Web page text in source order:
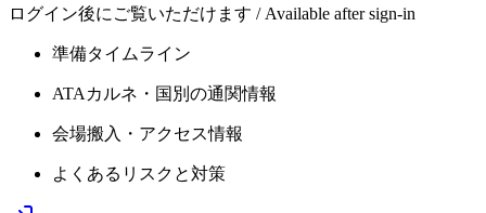
ログイン後にご覧いただけます / Available after sign-in
準備タイムライン
ATAカルネ・国別の通関情報
会場搬入・アクセス情報
よくあるリスクと対策